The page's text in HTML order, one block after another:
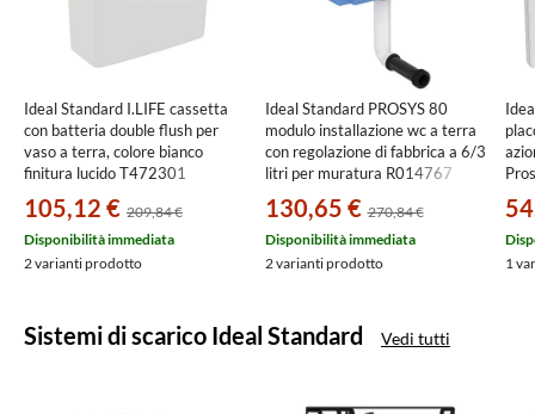
Ideal Standard I.LIFE cassetta
con batteria double flush per
vaso a terra, colore bianco
finitura lucido T472301
105,12 € 209,84 €
Disponibilità immediata
2 varianti prodotto
Ideal Standard PROSYS 80
modulo installazione wc a terra
con regolazione di fabbrica a 6/3
litri per muratura R014767
130,65 € 270,84 €
Disponibilità immediata
2 varianti prodotto
1
Sistemi di scarico Ideal Standard Vedi tutti